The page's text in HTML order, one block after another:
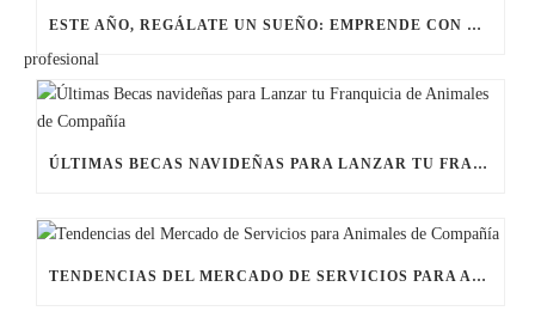
ESTE AÑO, REGÁLATE UN SUEÑO: EMPRENDE CON UNA FRANQUICIA DE EL PERRO FELIZ
ÚLTIMAS BECAS NAVIDEÑAS PARA LANZAR TU FRANQUICIA DE ANIMALES DE COMPAÑÍA
TENDENCIAS DEL MERCADO DE SERVICIOS PARA ANIMALES DE COMPAÑÍA